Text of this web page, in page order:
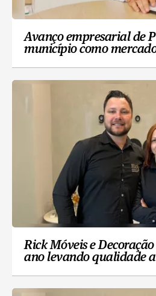
Avanço empresarial de
município como
Rick Móveis e
ano levando qualidade